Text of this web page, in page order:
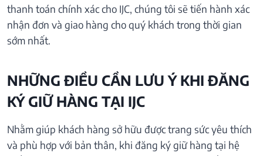
thanh toán chính xác cho IJC, chúng tôi sẽ tiến hành xác
nhận đơn và giao hàng cho quý khách trong thời gian
sớm nhất.
NHỮNG ĐIỀU CẦN LƯU Ý KHI ĐĂNG
KÝ GIỮ HÀNG TẠI IJC
Nhằm giúp khách hàng sở hữu được trang sức yêu thích
và phù hợp với bản thân, khi đăng ký giữ hàng tại hệ